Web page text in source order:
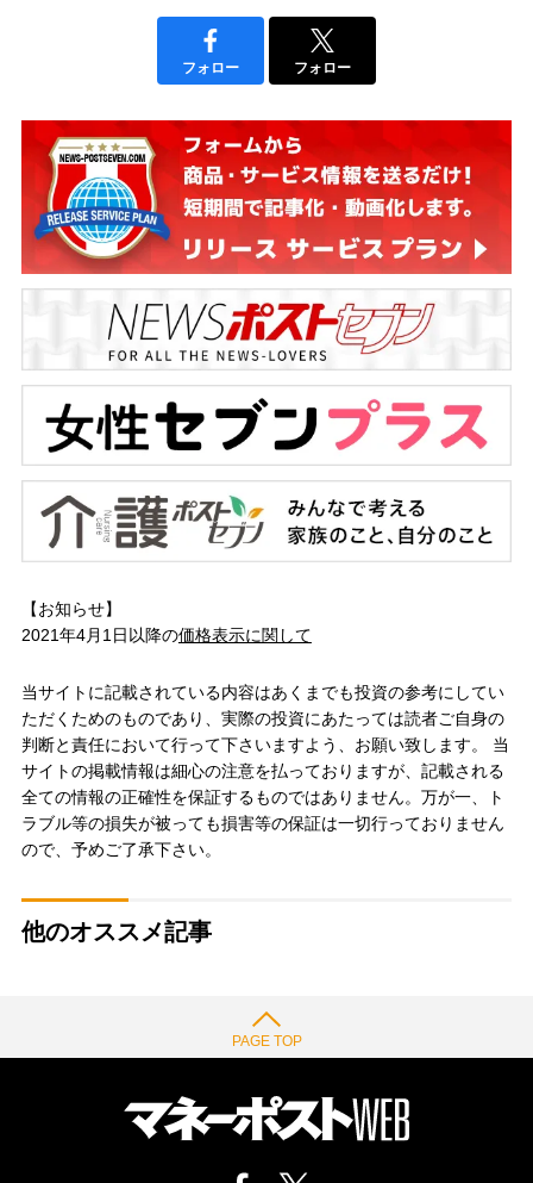
フォロー フォロー
【お知らせ】
2021年4月1日以降の価格表示に関して
当サイトに記載されている内容はあくまでも投資の参考にしてい
ただくためのものであり、実際の投資にあたっては読者ご自身の
判断と責任において行って下さいますよう、お願い致します。 当
サイトの掲載情報は細心の注意を払っておりますが、記載される
全ての情報の正確性を保証するものではありません。万が一、ト
ラブル等の損失が被っても損害等の保証は一切行っておりません
ので、予めご了承下さい。
他のオススメ記事
PAGE TOP